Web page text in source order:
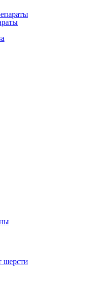
шерсти